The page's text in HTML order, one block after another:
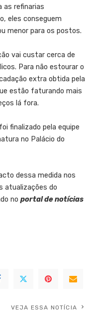
as refinarias
eles conseguem
menor para os postos.
vai custar cerca de
Para não estourar o
extra obtida pela
estão faturando mais
lá fora.
finalizado pela equipe
no Palácio do
dessa medida nos
atualizações do
no portal de notícias
VEJA ESSA NOTÍCIA